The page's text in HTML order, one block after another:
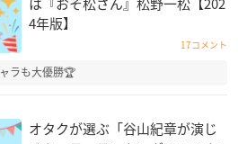
4年版】
17コメント
ラも大優勝🏆
オタクが選ぶ「谷山紀章が演じ